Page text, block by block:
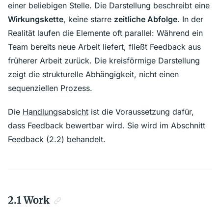
einer beliebigen Stelle. Die Darstellung beschreibt eine
Wirkungskette, keine starre zeitliche Abfolge. In der
Realität laufen die Elemente oft parallel: Während ein
Team bereits neue Arbeit liefert, fließt Feedback aus
früherer Arbeit zurück. Die kreisförmige Darstellung
zeigt die strukturelle Abhängigkeit, nicht einen
sequenziellen Prozess.
Die Handlungsabsicht ist die Voraussetzung dafür,
dass Feedback bewertbar wird. Sie wird im Abschnitt
Feedback (2.2) behandelt.
2.1 Work